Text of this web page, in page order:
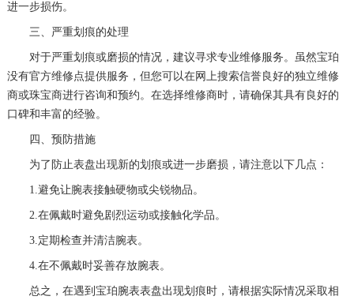
进一步损伤。
三、严重划痕的处理
对于严重划痕或磨损的情况，建议寻求专业维修服务。虽然宝珀
没有官方维修点提供服务，但您可以在网上搜索信誉良好的独立维修
商或珠宝商进行咨询和预约。在选择维修商时，请确保其具有良好的
口碑和丰富的经验。
四、预防措施
为了防止表盘出现新的划痕或进一步磨损，请注意以下几点：
1.避免让腕表接触硬物或尖锐物品。
2.在佩戴时避免剧烈运动或接触化学品。
3.定期检查并清洁腕表。
4.在不佩戴时妥善存放腕表。
总之，在遇到宝珀腕表表盘出现划痕时，请根据实际情况采取相